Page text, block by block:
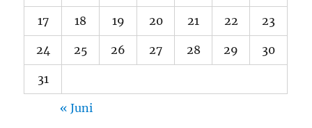
17 18 19 20 21 22 23
24 25 26 27 28 29 30
31
« Juni